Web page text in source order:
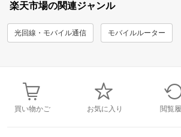
楽天市場の関連ジャンル
光回線・モバイル通信 モバイルルーター
買い物かご お気に入り 閲覧